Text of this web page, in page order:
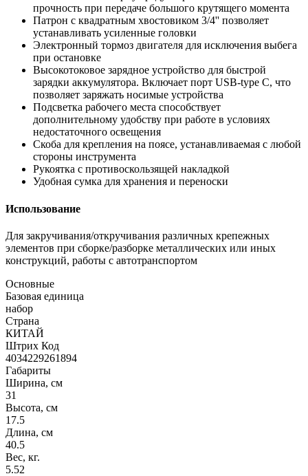
прочность при передаче большого крутящего момента
Патрон с квадратным хвостовиком 3/4'' позволяет
устанавливать усиленные головки
Электронный тормоз двигателя для исключения выбега
при остановке
Высокотоковое зарядное устройство для быстрой
зарядки аккумулятора. Включает порт USB-type C, что
позволяет заряжать носимые устройства
Подсветка рабочего места способствует
дополнительному удобству при работе в условиях
недостаточного освещения
Скоба для крепления на поясе, устанавливаемая с любой
стороны инструмента
Рукоятка с противоскользящей накладкой
Удобная сумка для хранения и переноски
Использование
Для закручивания/откручивания различных крепежных
элементов при сборке/разборке металлических или иных
конструкций, работы с автотранспортом
Основные
Базовая единица
набор
Страна
КИТАЙ
Штрих Код
4034229261894
Габариты
Ширина, см
31
Высота, см
17.5
Длина, см
40.5
Вес, кг.
5.52